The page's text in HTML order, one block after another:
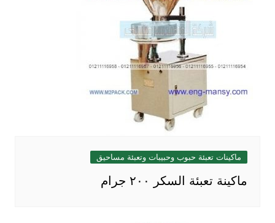
ماكينات تعبئة حبوب وحبيبات وتعبئة مساحيق
ماكينة تعبئة السكر ٢٠٠ جرام